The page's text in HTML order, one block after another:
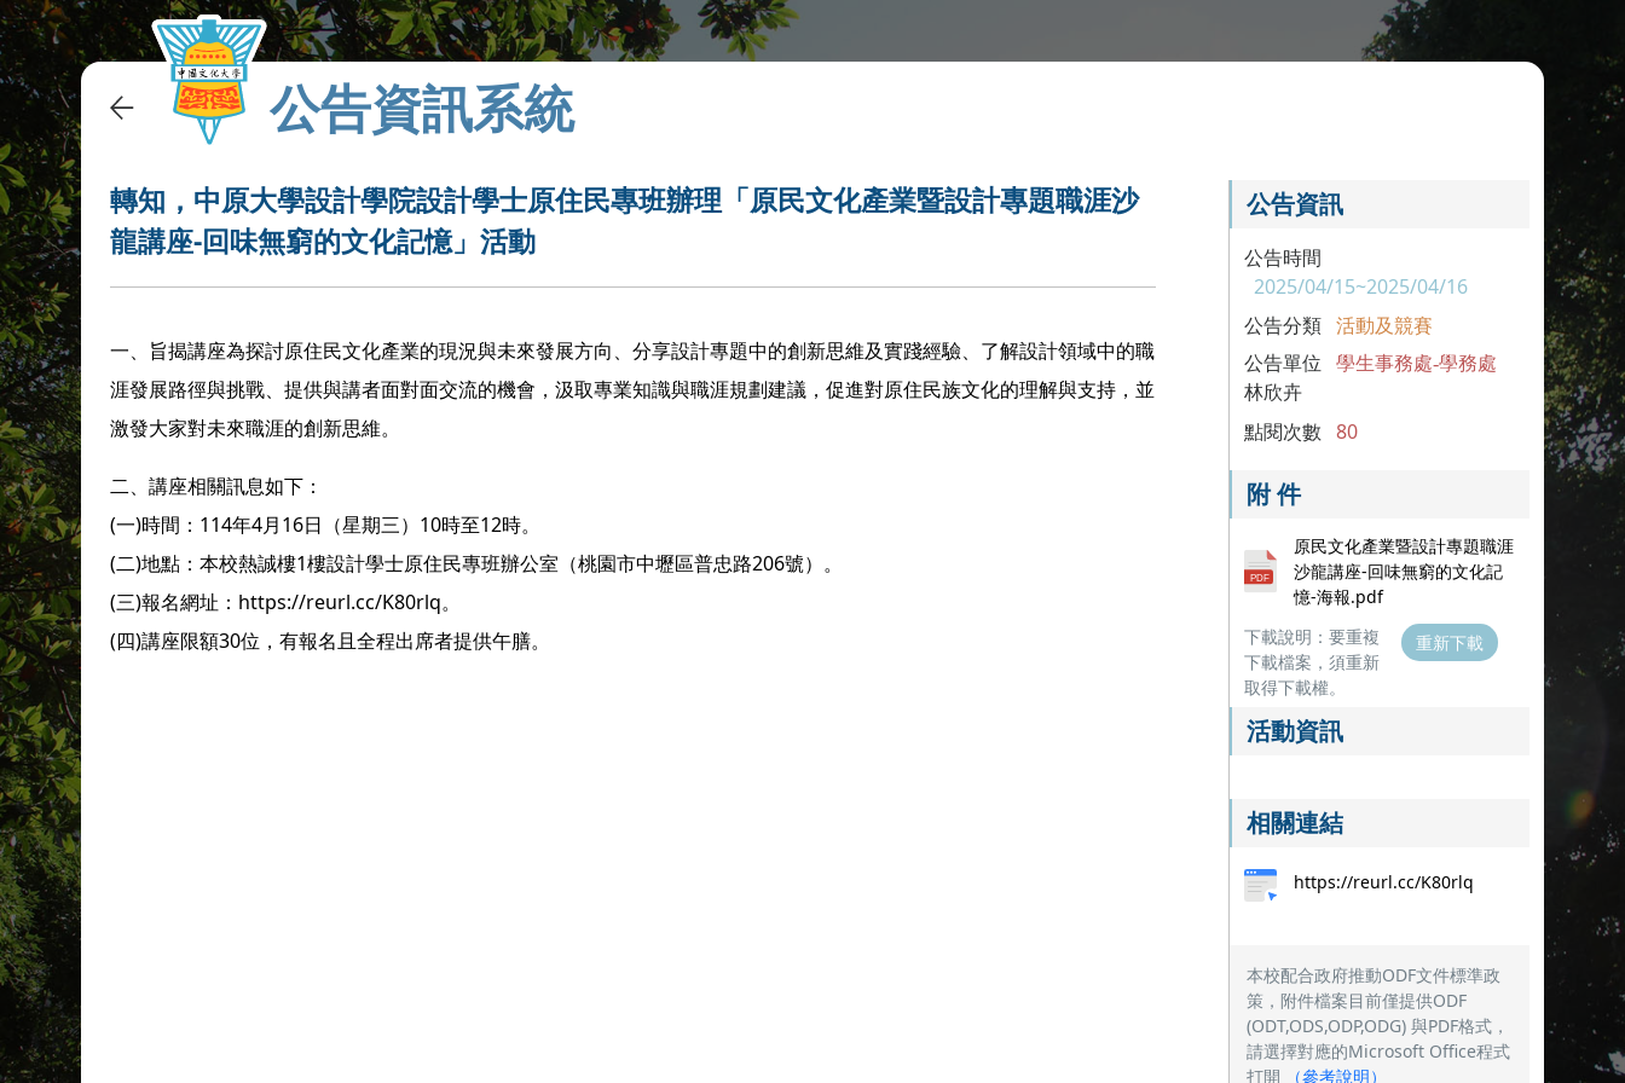
公告資訊系統
轉知，中原大學設計學院設計學士原住民專班辦理「原民文化產業暨設計專題職涯沙
龍講座-回味無窮的文化記憶」活動
一、旨揭講座為探討原住民文化產業的現況與未來發展方向、分享設計專題中的創新思維及實踐經驗、了解設計領域中的職
涯發展路徑與挑戰、提供與講者面對面交流的機會，汲取專業知識與職涯規劃建議，促進對原住民族文化的理解與支持，並
激發大家對未來職涯的創新思維。
二、講座相關訊息如下：
(一)時間：114年4月16日（星期三）10時至12時。
(二)地點：本校熱誠樓1樓設計學士原住民專班辦公室（桃園市中壢區普忠路206號）。
(三)報名網址：https://reurl.cc/K80rlq。
(四)講座限額30位，有報名且全程出席者提供午膳。
公告資訊
公告時間
2025/04/15~2025/04/16
公告分類 活動及競賽
公告單位
學生事務處-學務處
林欣卉
點閱次數 80
附 件
原民文化產業暨設計專題職涯
沙龍講座-回味無窮的文化記
憶-海報.pdf
下載說明：要重複
下載檔案，須重新
取得下載權。
重新下載
活動資訊
相關連結
https://reurl.cc/K80rlq
本校配合政府推動ODF文件標準政
策，附件檔案目前僅提供ODF
(ODT,ODS,ODP,ODG) 與PDF格式，
請選擇對應的Microsoft Office程式
打開
（參考說明）